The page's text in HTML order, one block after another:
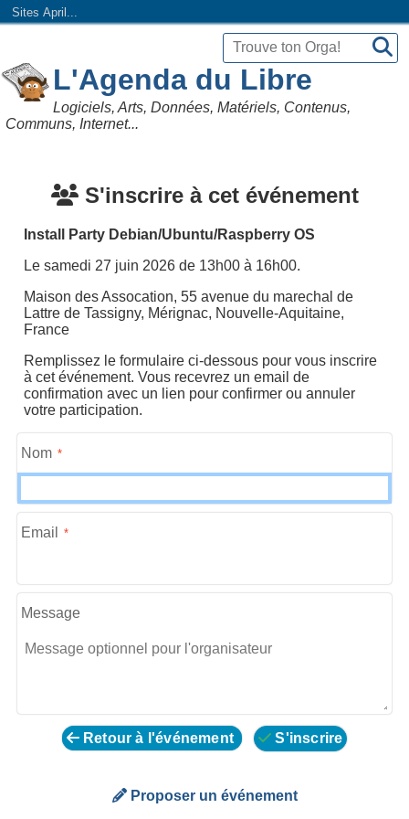
Sites April...
L'Agenda du Libre
Logiciels, Arts, Données, Matériels, Contenus,
Communs, Internet...
S'inscrire à cet événement
Install Party Debian/Ubuntu/Raspberry OS
Le samedi 27 juin 2026 de 13h00 à 16h00.
Maison des Assocation, 55 avenue du marechal de
Lattre de Tassigny, Mérignac, Nouvelle-Aquitaine,
France
Remplissez le formulaire ci-dessous pour vous inscrire
à cet événement. Vous recevrez un email de
confirmation avec un lien pour confirmer ou annuler
votre participation.
Nom
Email
Message
Retour à l'événement S'inscrire
Proposer un événement